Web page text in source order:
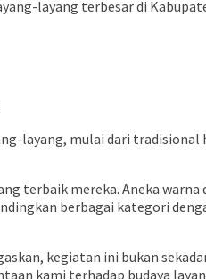
layang terbesar di
layang, mulai dari
terbaik mereka. Aneka
berbagai kategori
kegiatan ini bukan
kami terhadap budaya